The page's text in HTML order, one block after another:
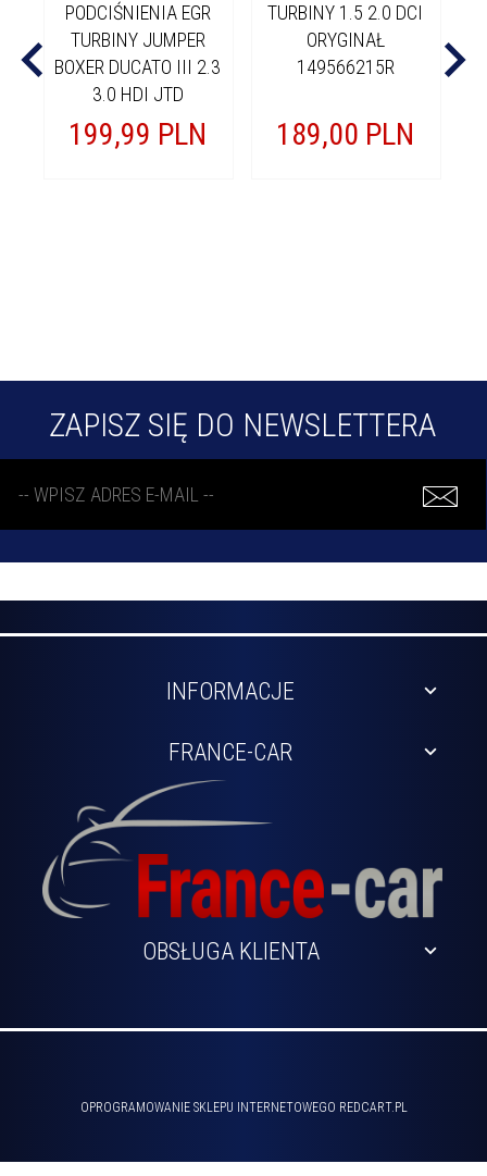
PODCIŚNIENIA EGR
TURBINY JUMPER
BOXER DUCATO III 2.3
3.0 HDI JTD
199,99 PLN
TURBINY 1.5 2.0 DCI
ORYGINAŁ
149566215R
189,00 PLN
ZAPISZ SIĘ DO NEWSLETTERA
INFORMACJE
FRANCE-CAR
OBSŁUGA KLIENTA
OPROGRAMOWANIE SKLEPU INTERNETOWEGO REDCART.PL